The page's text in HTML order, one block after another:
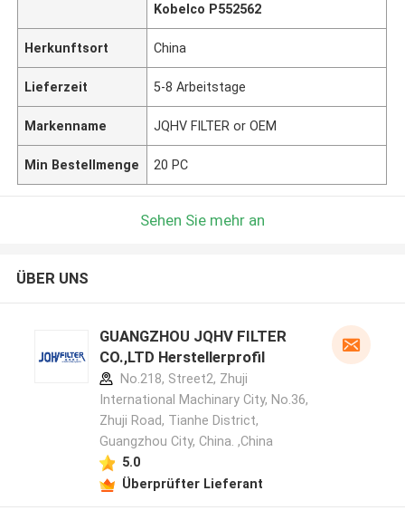
Kobelco P552562
Herkunftsort China
Lieferzeit 5-8 Arbeitstage
Markenname JQHV FILTER or OEM
Min Bestellmenge 20 PC
Sehen Sie mehr an
ÜBER UNS
GUANGZHOU JQHV FILTER
CO.,LTD Herstellerprofil
No.218, Street2, Zhuji
International Machinary City, No.36,
Zhuji Road, Tianhe District,
Guangzhou City, China. ,China
5.0
Überprüfter Lieferant